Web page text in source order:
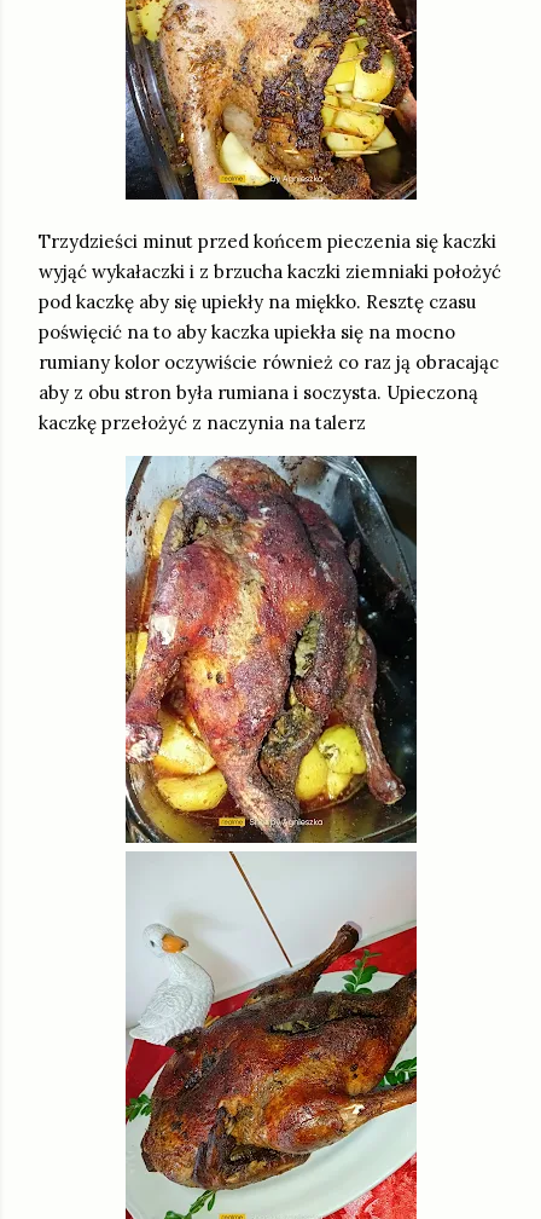
Trzydzieści minut przed końcem pieczenia się kaczki
wyjąć wykałaczki i z brzucha kaczki ziemniaki położyć
pod kaczkę aby się upiekły na miękko. Resztę czasu
poświęcić na to aby kaczka upiekła się na mocno
rumiany kolor oczywiście również co raz ją obracając
aby z obu stron była rumiana i soczysta. Upieczoną
kaczkę przełożyć z naczynia na talerz